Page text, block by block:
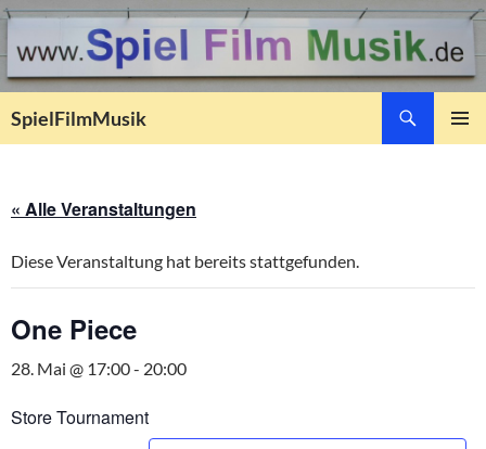
SpielFilmMusik
« Alle Veranstaltungen
Diese Veranstaltung hat bereits stattgefunden.
One Piece
28. Mai @ 17:00- 20:00
Store Tournament